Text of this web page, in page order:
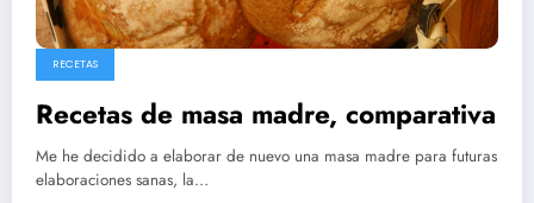
RECETAS
Recetas de masa madre, comparativa
Me he decidido a elaborar de nuevo una masa madre para futuras
elaboraciones sanas, la…